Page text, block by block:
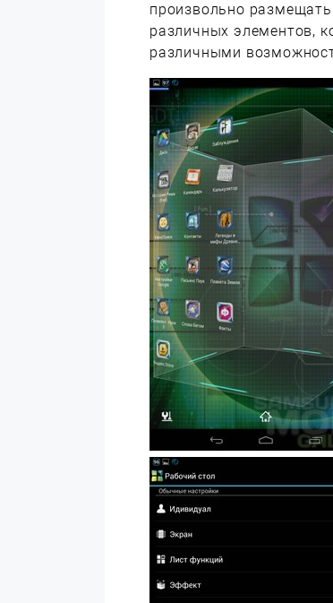
произвольно
различных элементов,
различными